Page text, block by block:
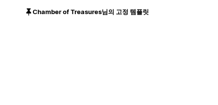
Chamber of Treasures님의 고정 템플릿